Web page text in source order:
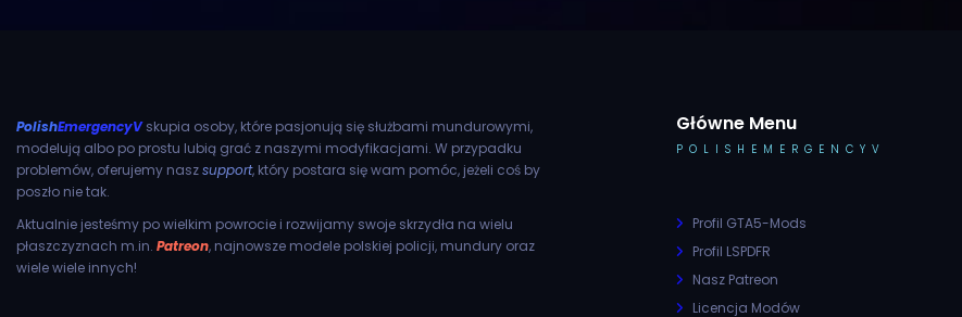
PolishEmergencyVskupia osoby, które pasjonują się służbami mundurowymi,
modelują albo po prostu lubią grać z naszymi modyfikacjami. W przypadku
problemów, oferujemy naszsupport, który postara się wam pomóc, jeżeli coś by
poszło nie tak.
Aktualnie jesteśmy po wielkim powrocie i rozwijamy swoje skrzydła na wielu
płaszczyznach m.in. Patreon, najnowsze modele polskiej policji, mundury oraz
wiele wiele innych!
Główne Menu
POLISHEMERGENCYV
Profil GTA5-Mods
Profil LSPDFR
Nasz Patreon
Licencja Modów